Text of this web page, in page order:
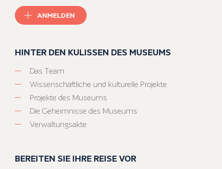
ANMELDEN
HINTER DEN KULISSEN DES MUSEUMS
Das Team
Wissenschaftliche und kulturelle Projekte
Projekte des Museums
Die Geheimnisse des Museums
Verwaltungsakte
BEREITEN SIE IHRE REISE VOR